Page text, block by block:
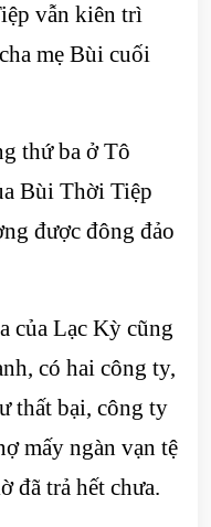
vẫn kiên trì
mẹ Bùi cuối
thứ ba ở Tô
Bùi Thời Tiệp
được đông đảo
của Lạc Kỳ cũng
có hai công ty,
thất bại, công ty
mấy ngàn vạn tệ
đã trả hết chưa.